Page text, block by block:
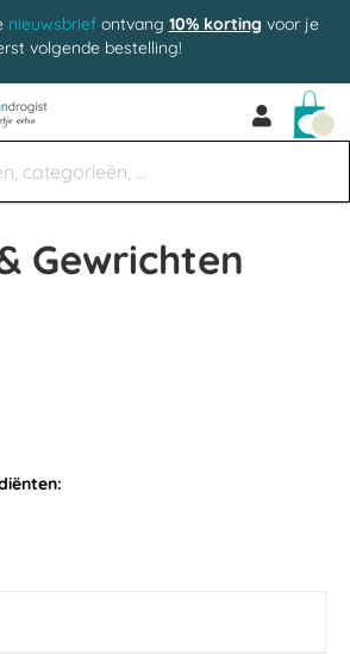
nieuwsbriefontvang 10% korting voor je
volgende bestelling!
Gewrichten